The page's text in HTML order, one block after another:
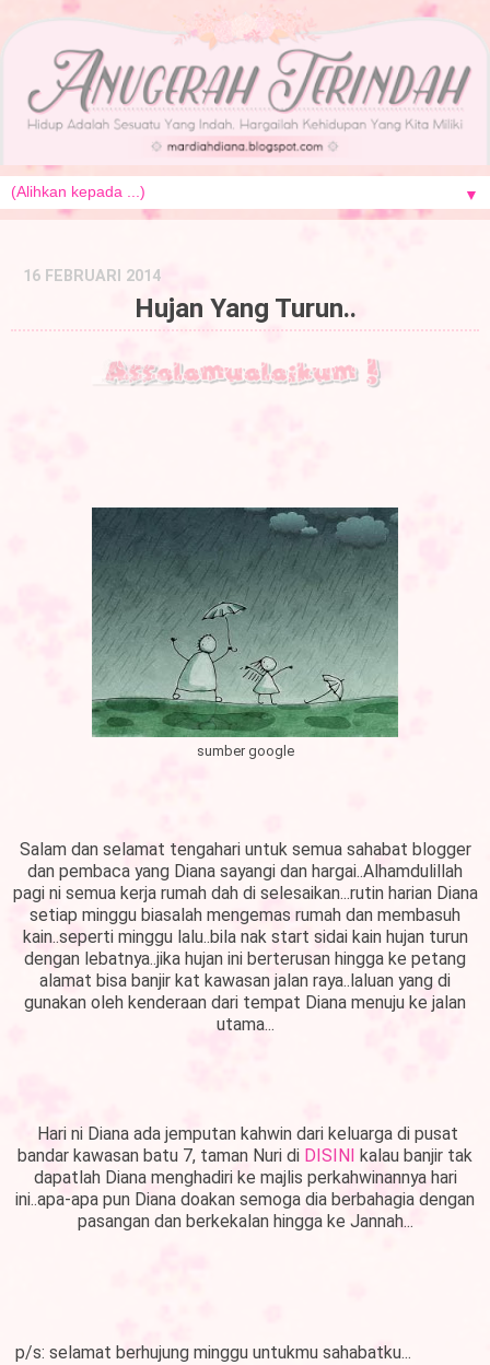
▼
16 FEBRUARI 2014
Hujan Yang Turun..
sumber google
Salam dan selamat tengahari untuk semua sahabat blogger
dan pembaca yang Diana sayangi dan hargai..Alhamdulillah
pagi ni semua kerja rumah dah di selesaikan...rutin harian Diana
setiap minggu biasalah mengemas rumah dan membasuh
kain..seperti minggu lalu..bila nak start sidai kain hujan turun
dengan lebatnya..jika hujan ini berterusan hingga ke petang
alamat bisa banjir kat kawasan jalan raya..laluan yang di
gunakan oleh kenderaan dari tempat Diana menuju ke jalan
utama...
Hari ni Diana ada jemputan kahwin dari keluarga di pusat
bandar kawasan batu 7, taman Nuri di DISINI
kalau banjir tak
dapatlah Diana menghadiri ke majlis perkahwinannya hari
ini..apa-apa pun Diana doakan semoga dia berbahagia dengan
pasangan dan berkekalan hingga ke Jannah...
p/s: selamat berhujung minggu untukmu sahabatku...